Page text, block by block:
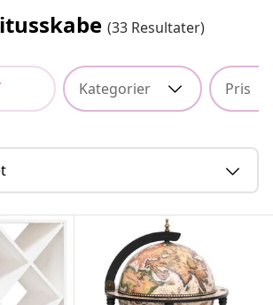
(33 Resultater)
Kategorier Pris